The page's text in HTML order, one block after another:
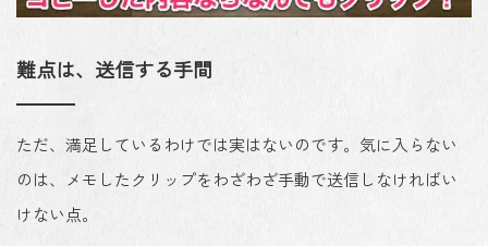
難点は、送信する手間
ただ、満足しているわけでは実はないのです。気に入らない
のは、メモしたクリップをわざわざ手動で送信しなければい
けない点。